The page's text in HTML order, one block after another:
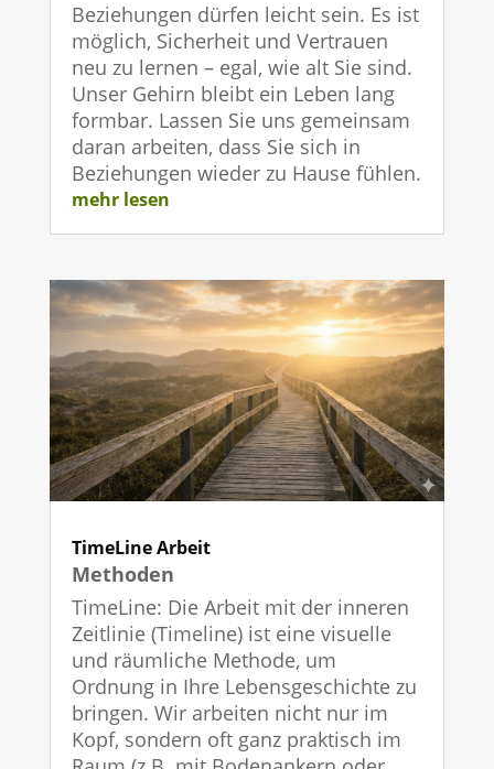
Beziehungen dürfen leicht sein. Es ist
möglich, Sicherheit und Vertrauen
neu zu lernen – egal, wie alt Sie sind.
Unser Gehirn bleibt ein Leben lang
formbar. Lassen Sie uns gemeinsam
daran arbeiten, dass Sie sich in
Beziehungen wieder zu Hause fühlen.
mehr lesen
TimeLine Arbeit
Methoden
TimeLine: Die Arbeit mit der inneren
Zeitlinie (Timeline) ist eine visuelle
und räumliche Methode, um
Ordnung in Ihre Lebensgeschichte zu
bringen. Wir arbeiten nicht nur im
Kopf, sondern oft ganz praktisch im